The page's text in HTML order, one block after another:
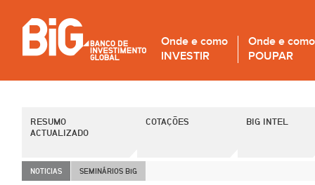
Onde e como
INVESTIR
Onde e como
POUPAR
RESUMO
ACTUALIZADO
COTAÇÕES BIG INTEL
NOTICIAS SEMINÁRIOS BiG